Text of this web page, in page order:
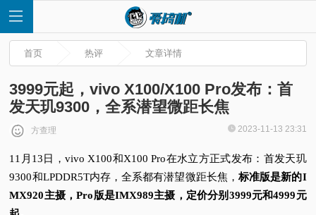
首
页
快
首页 热评 文章详情
3999元起，vivo X100/X100 Pro发布：首
发天玑9300，全系潜望微距长焦
方查理 2023-11-13 23:31
11月13日，vivo X100和X100 Pro在水立方正式发布： 首发天玑
9300和LPDDR5T内存，全系都有潜望微距长焦，标准版是新的I
MX920主摄，Pro版是IMX989主摄，定价分别3999元和4999元